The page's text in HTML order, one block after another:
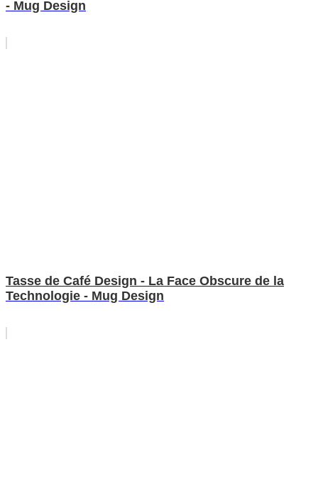
- Mug Design
Tasse de Café Design - La Face Obscure de la
Technologie - Mug Design